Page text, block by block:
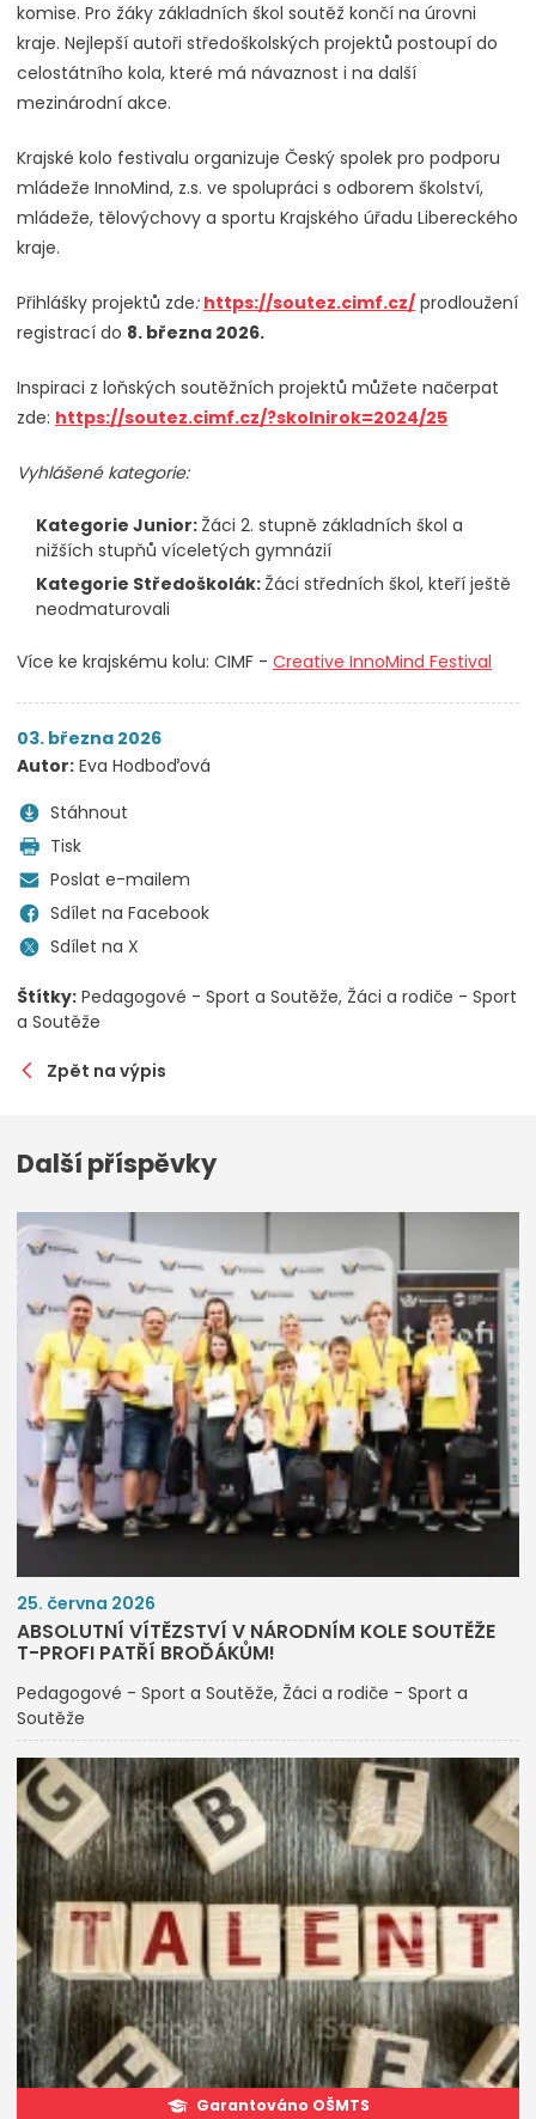
komise. Pro žáky základních škol soutěž končí na úrovni
kraje. Nejlepší autoři středoškolských projektů postoupí do
celostátního kola, které má návaznost i na další
mezinárodní akce.
Krajské kolo festivalu organizuje Český spolek pro podporu
mládeže InnoMind, z.s. ve spolupráci s odborem školství,
mládeže, tělovýchovy a sportu Krajského úřadu Libereckého
kraje.
Přihlášky projektů zde: https://soutez.cimf.cz/ prodloužení
registrací do 8. března 2026.
Inspiraci z loňských soutěžních projektů můžete načerpat
zde: https://soutez.cimf.cz/?skolnirok=2024/25
Vyhlášené kategorie:
Kategorie Junior: Žáci 2. stupně základních škol a
nižších stupňů víceletých gymnázií
Kategorie Středoškolák: Žáci středních škol, kteří ještě
neodmaturovali
Více ke krajskému kolu: CIMF - Creative InnoMind Festival
03. března 2026
Autor: Eva Hodboďová
Stáhnout
Tisk
Poslat e-mailem
Sdílet na Facebook
Sdílet na X
Štítky: Pedagogové - Sport a Soutěže Žáci a rodiče - Sport
a Soutěže
Zpět na výpis
Další příspěvky
25. června 2026
ABSOLUTNÍ VÍTĚZSTVÍ V NÁRODNÍM KOLE SOUTĚŽE
T-PROFI PATŘÍ BROĎÁKŮM!
Pedagogové - Sport a Soutěže Žáci a rodiče - Sport a
Soutěže
Garantováno OŠMTS